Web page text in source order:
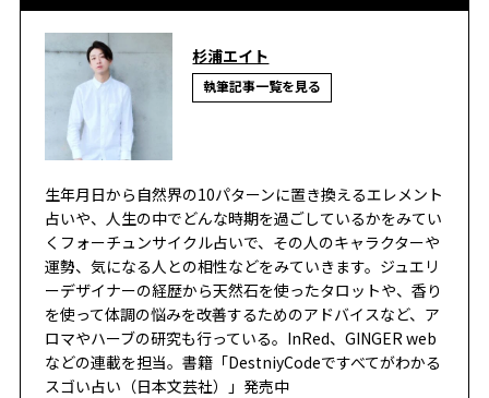
杉浦エイト
執筆記事一覧を見る
生年月日から自然界の10パターンに置き換えるエレメント
占いや、人生の中でどんな時期を過ごしているかをみてい
くフォーチュンサイクル占いで、その人のキャラクターや
運勢、気になる人との相性などをみていきます。ジュエリ
ーデザイナーの経歴から天然石を使ったタロットや、香り
を使って体調の悩みを改善するためのアドバイスなど、ア
ロマやハーブの研究も行っている。InRed、GINGER web
などの連載を担当。書籍「DestniyCodeですべてがわかる
スゴい占い（日本文芸社）」発売中